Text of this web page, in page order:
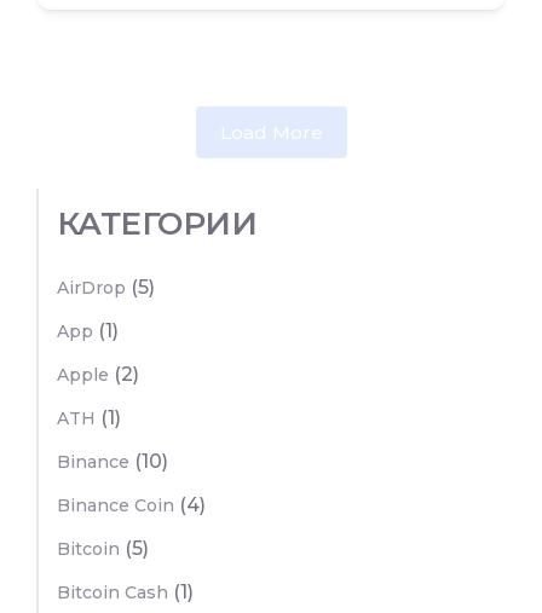
Load More
КАТЕГОРИИ
AirDrop (5)
App (1)
Apple (2)
ATH (1)
Binance (10)
Binance Coin (4)
Bitcoin (5)
Bitcoin Cash (1)